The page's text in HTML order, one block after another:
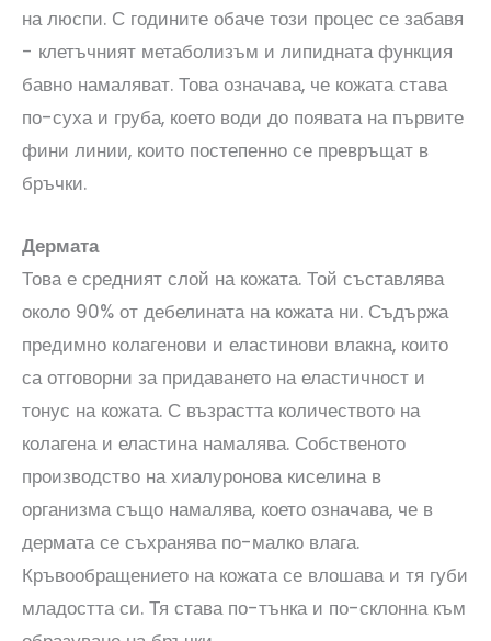
на люспи. С годините обаче този процес се забавя
- клетъчният метаболизъм и липидната функция
бавно намаляват. Това означава, че кожата става
по-суха и груба, което води до появата на първите
фини линии, които постепенно се превръщат в
бръчки.
Дермата
Това е средният слой на кожата. Той съставлява
около 90% от дебелината на кожата ни. Съдържа
предимно колагенови и еластинови влакна, които
са отговорни за придаването на еластичност и
тонус на кожата. С възрастта количеството на
колагена и еластина намалява. Собственото
производство на хиалуронова киселина в
организма също намалява, което означава, че в
дермата се съхранява по-малко влага.
Кръвообращението на кожата се влошава и тя губи
младостта си. Тя става по-тънка и по-склонна към